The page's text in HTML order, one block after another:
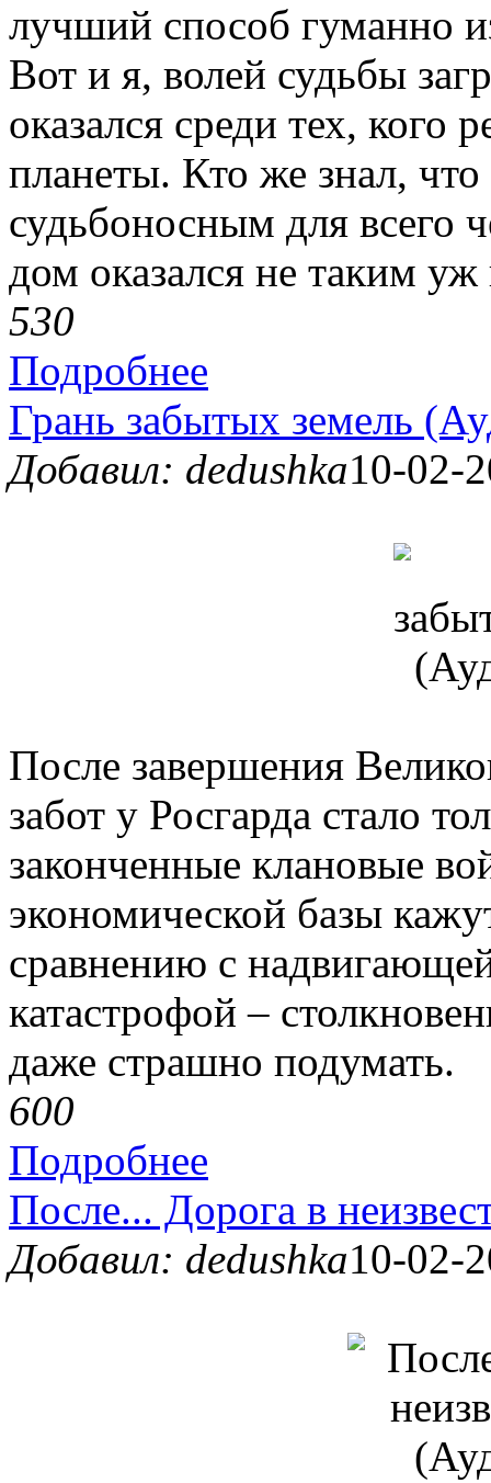
лучший способ гуманно
Вот и я, волей судьбы
оказался среди тех,
планеты. Кто же знал,
судьбоносным для всего
дом оказался не таким
530
Подробнее
Грань забытых земель
Добавил: dedushka10-02-
После завершения
забот у Росгарда стало
законченные клановые
экономической базы
сравнению с
катастрофой –
даже страшно подумать.
600
Подробнее
После... Дорога в
Добавил: dedushka10-02-